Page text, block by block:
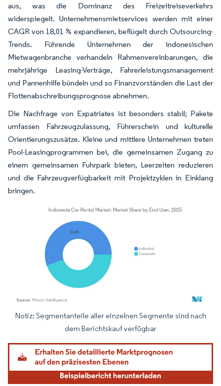
aus, was die Dominanz des Freizeitreiseverkehrs
widerspiegelt. Unternehmensmietservices werden mit einer
CAGR von 18,01 % expandieren, beflügelt durch Outsourcing-
Trends. Führende Unternehmen der indonesischen
Mietwagenbranche verhandeln Rahmenvereinbarungen, die
mehrjährige Leasing-Verträge, Fahrerleistungsmanagement
und Pannenhilfe bündeln und so Finanzvorständen die Last der
Flottenabschreibungsprognose abnehmen.
Die Nachfrage von Expatriates ist besonders stabil; Pakete
umfassen Fahrzeugzulassung, Führerschein und kulturelle
Orientierungszusätze. Kleine und mittlere Unternehmen treten
Pool-Leasingprogrammen bei, die gemeinsamen Zugang zu
einem gemeinsamen Fuhrpark bieten, Leerzeiten reduzieren
und die Fahrzeugverfügbarkeit mit Projektzyklen in Einklang
bringen.
Bild © Mordor Intelligence. Wiederverwendung erfordert Namensnennung
Notiz: Segmentanteile aller einzelnen Segmente sind nach
dem Berichtskauf verfügbar